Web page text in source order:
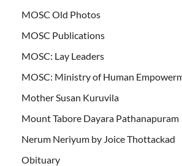
MOSC Old Photos
MOSC Publications
MOSC: Lay Leaders
MOSC: Ministry of Human
Mother Susan Kuruvila
Mount Tabore Dayara Pathanapuram
Nerum Neriyum by Joice Thottackad
Obituary